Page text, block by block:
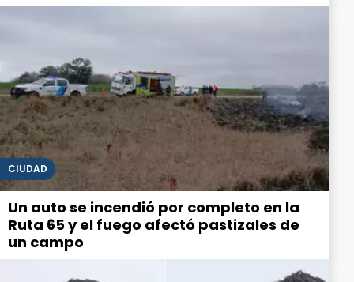
CIUDAD
Un auto se incendió por completo en la
Ruta 65 y el fuego afectó pastizales de
un campo